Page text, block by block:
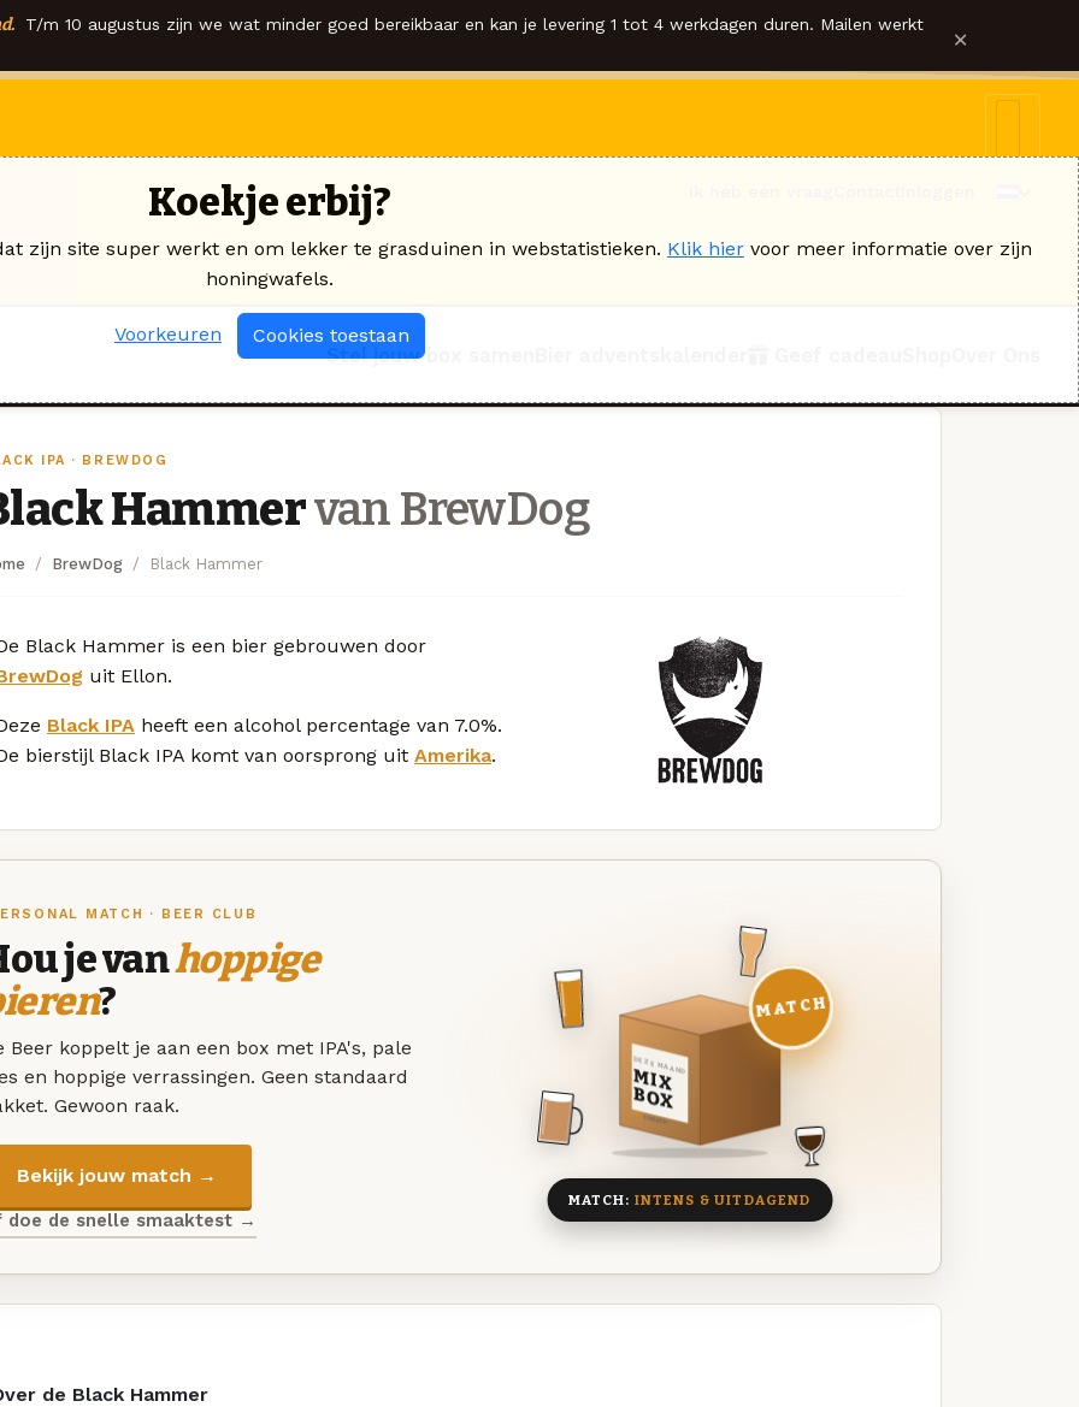
T/m 10 augustus zijn we wat minder goed bereikbaar en kan je levering 1 tot 4 werkdagen duren. Mailen werkt ×
Stel jouw box samen
IPA · BREWDOG
Hammervan BrewDog
BrewDog Black Hammer
Black Hammer is een bier gebrouwen door
uit Ellon.
Black IPA heeft een alcohol percentage van 7.0%.
bierstijl Black IPA komt van oorsprong uit Amerika.
MATCH · BEER CLUB
je vanhoppige
?
Beer koppelt je aan een box met IPA's, pale
en hoppige verrassingen. Geen standaard
Gewoon raak.
Bekijk jouw match →
doe de snelle smaaktest →
DEZE MAAND
MIX
BOX
8 BIEREN
MATCH
MATCH: INTENS & UITDAGEND
de Black Hammer
Koekje erbij?
zijn site super werkt en om lekker te grasduinen in webstatistieken. Klik hier voor meer informatie over zijn
honingwafels.
Voorkeuren Cookies toestaan